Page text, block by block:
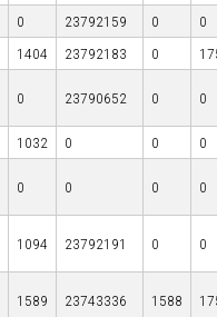
0 23792159 0
0
1404 23792183 0
0 23790652 0 0
1032 0 0
0
0 0 0 0
1094 23792191 0 0
1589 23743336 1588